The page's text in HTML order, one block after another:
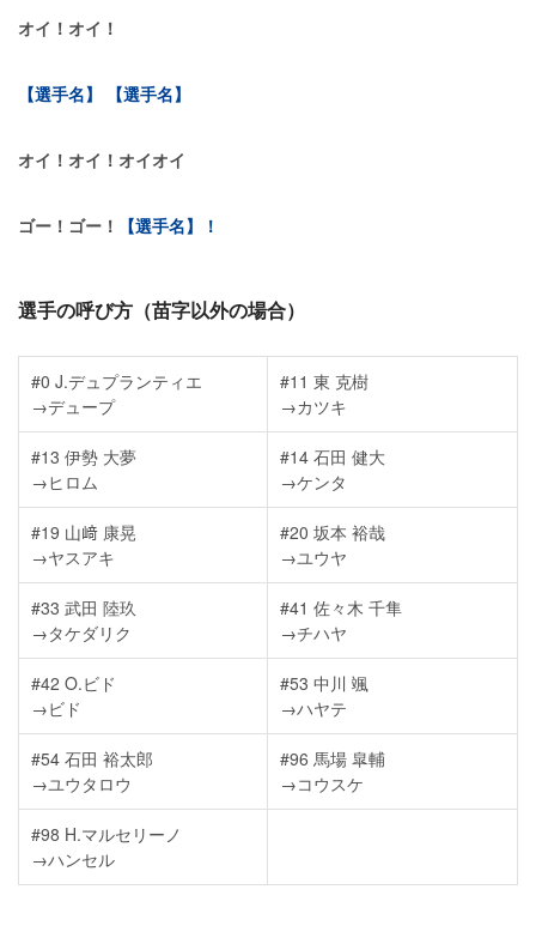
オイ！オイ！
【選手名】 【選手名】
オイ！オイ！オイオイ
ゴー！ゴー！ 【選手名】！
選手の呼び方（苗字以外の場合）
#0 J.デュプランティエ
→デュープ
#11 東 克樹
→カツキ
#13 伊勢 大夢
→ヒロム
#14 石田 健大
→ケンタ
#19 山﨑 康晃
→ヤスアキ
#20 坂本 裕哉
→ユウヤ
#33 武田 陸玖
→タケダリク
#41 佐々木 千隼
→チハヤ
#42 O.ビド
→ビド
#53 中川 颯
→ハヤテ
#54 石田 裕太郎
→ユウタロウ
#96 馬場 皐輔
→コウスケ
#98 H.マルセリーノ
→ハンセル